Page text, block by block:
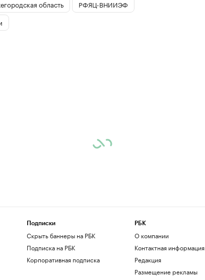
область
РФЯЦ-ВНИИЭФ
Подписки
Скрыть баннеры на РБК
Подписка на РБК
Корпоративная подписка
РБК
О компании
Контактная информация
Редакция
Размещение рекламы